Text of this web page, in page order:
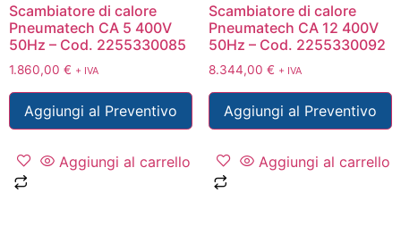
Scambiatore di calore
Pneumatech CA 5 400V
50Hz – Cod. 2255330085
1.860,00 € + IVA
Aggiungi al Preventivo
Aggiungi al carrello
Scambiatore di calore
Pneumatech CA 12 400V
50Hz – Cod. 2255330092
8.344,00 € + IVA
Aggiungi al Preventivo
Aggiungi al carrello